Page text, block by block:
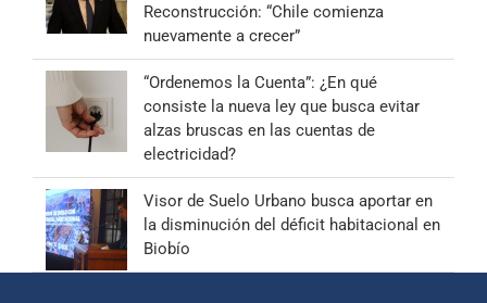
Reconstrucción: “Chile comienza
nuevamente a crecer”
“Ordenemos la Cuenta”: ¿En qué
consiste la nueva ley que busca evitar
alzas bruscas en las cuentas de
electricidad?
Visor de Suelo Urbano busca aportar en
la disminución del déficit habitacional en
Biobío